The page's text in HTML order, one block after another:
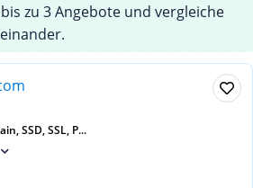
zu 3 Angebote und vergleiche
SSD, SSL, P...